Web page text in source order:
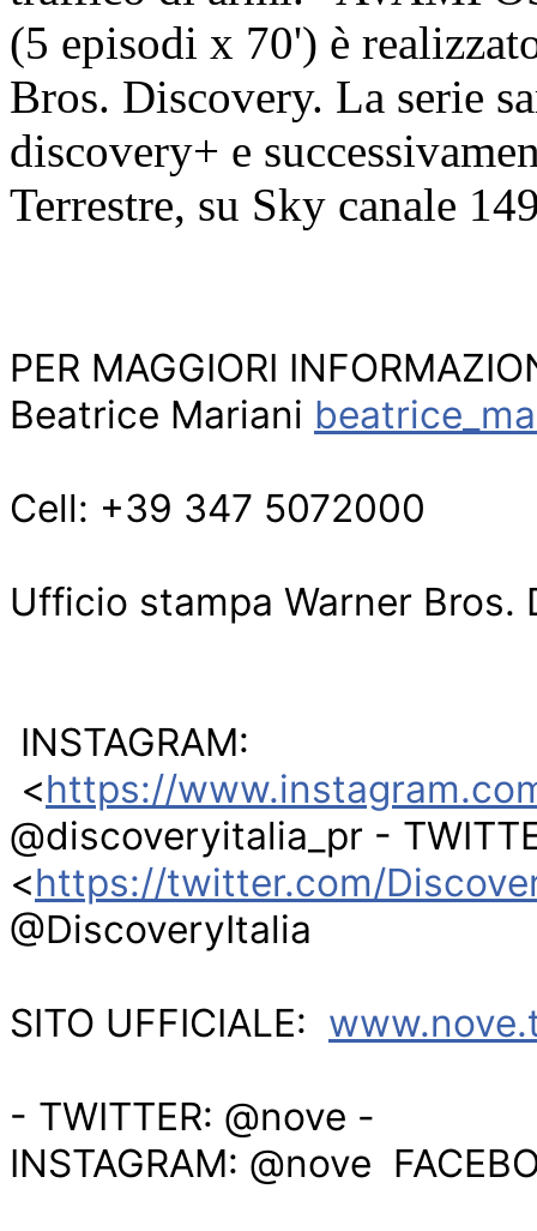
(5 episodi x 70') è
Bros. Discovery. La serie
discovery+ e
Terrestre, su Sky canale
PER MAGGIORI
Beatrice Mariani
Cell: +39 347 5072000
Ufficio stampa Warner Bros.
INSTAGRAM:
<https://
@discoveryitalia_pr -
<https://twitter.com/
@DiscoveryItalia
SITO UFFICIALE:
- TWITTER: @nove -
INSTAGRAM: @nove